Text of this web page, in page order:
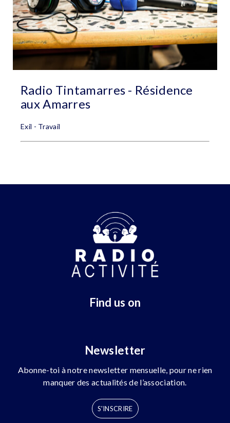
Radio Tintamarres - Résidence
aux Amarres
Exil - Travail
Find us on
Newsletter
Abonne-toi à notre newsletter mensuelle, pour ne rien
manquer des actualités de l’association.
S'INSCRIRE